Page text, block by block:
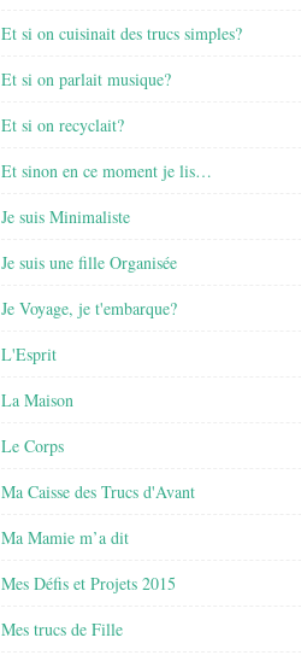
Et si on cuisinait des trucs simples?
Et si on parlait musique?
Et si on recyclait?
Et sinon en ce moment je lis…
Je suis Minimaliste
Je suis une fille Organisée
Je Voyage, je t'embarque?
L'Esprit
La Maison
Le Corps
Ma Caisse des Trucs d'Avant
Ma Mamie m’a dit
Mes Défis et Projets 2015
Mes trucs de Fille